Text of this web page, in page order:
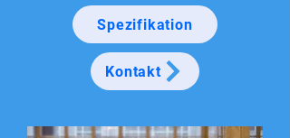
Spezifikation
Kontakt